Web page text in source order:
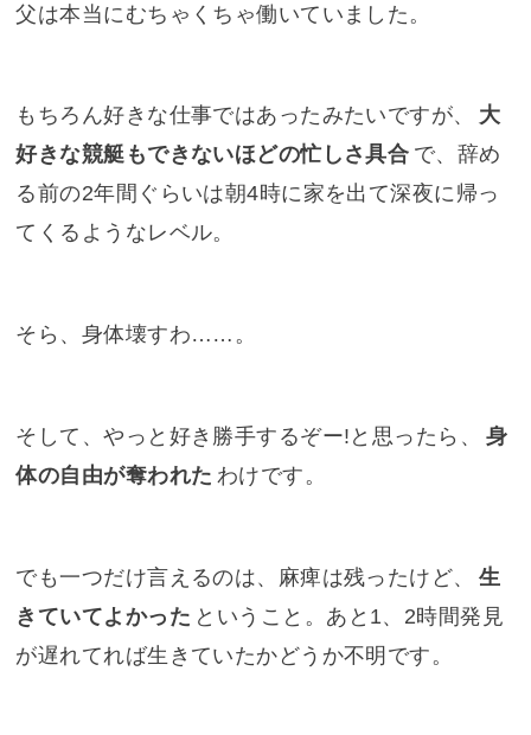
父は本当にむちゃくちゃ働いていました。
もちろん好きな仕事ではあったみたいですが、
大
好きな競艇もできないほどの忙しさ具合 で、辞め
る前の2年間ぐらいは朝4時に家を出て深夜に帰っ
てくるようなレベル。
そら、身体壊すわ……。
そして、やっと好き勝手するぞー!と思ったら、
身
体の自由が奪われた わけです。
でも一つだけ言えるのは、麻痺は残ったけど、
生
きていてよかった ということ。あと1、2時間発見
が遅れてれば生きていたかどうか不明です。